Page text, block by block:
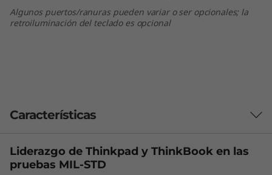
1
n
Algunos puertos/ranuras pueden variar o ser opcionales; la
retroiluminación del teclado es opcional
Características
Las características de cada producto pueden
variar según el país de adquisición del mismo,
Liderazgo de Thinkpad y ThinkBook en las
pruebas MIL-STD